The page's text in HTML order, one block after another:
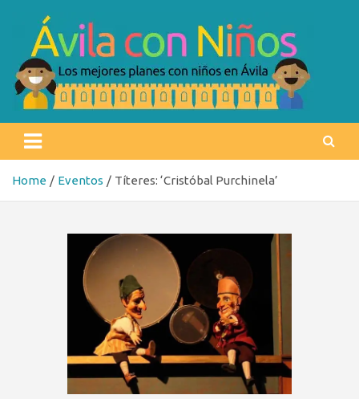
content
Ávila con niños
Home Eventos Títeres: ‘Cristóbal Purchinela’